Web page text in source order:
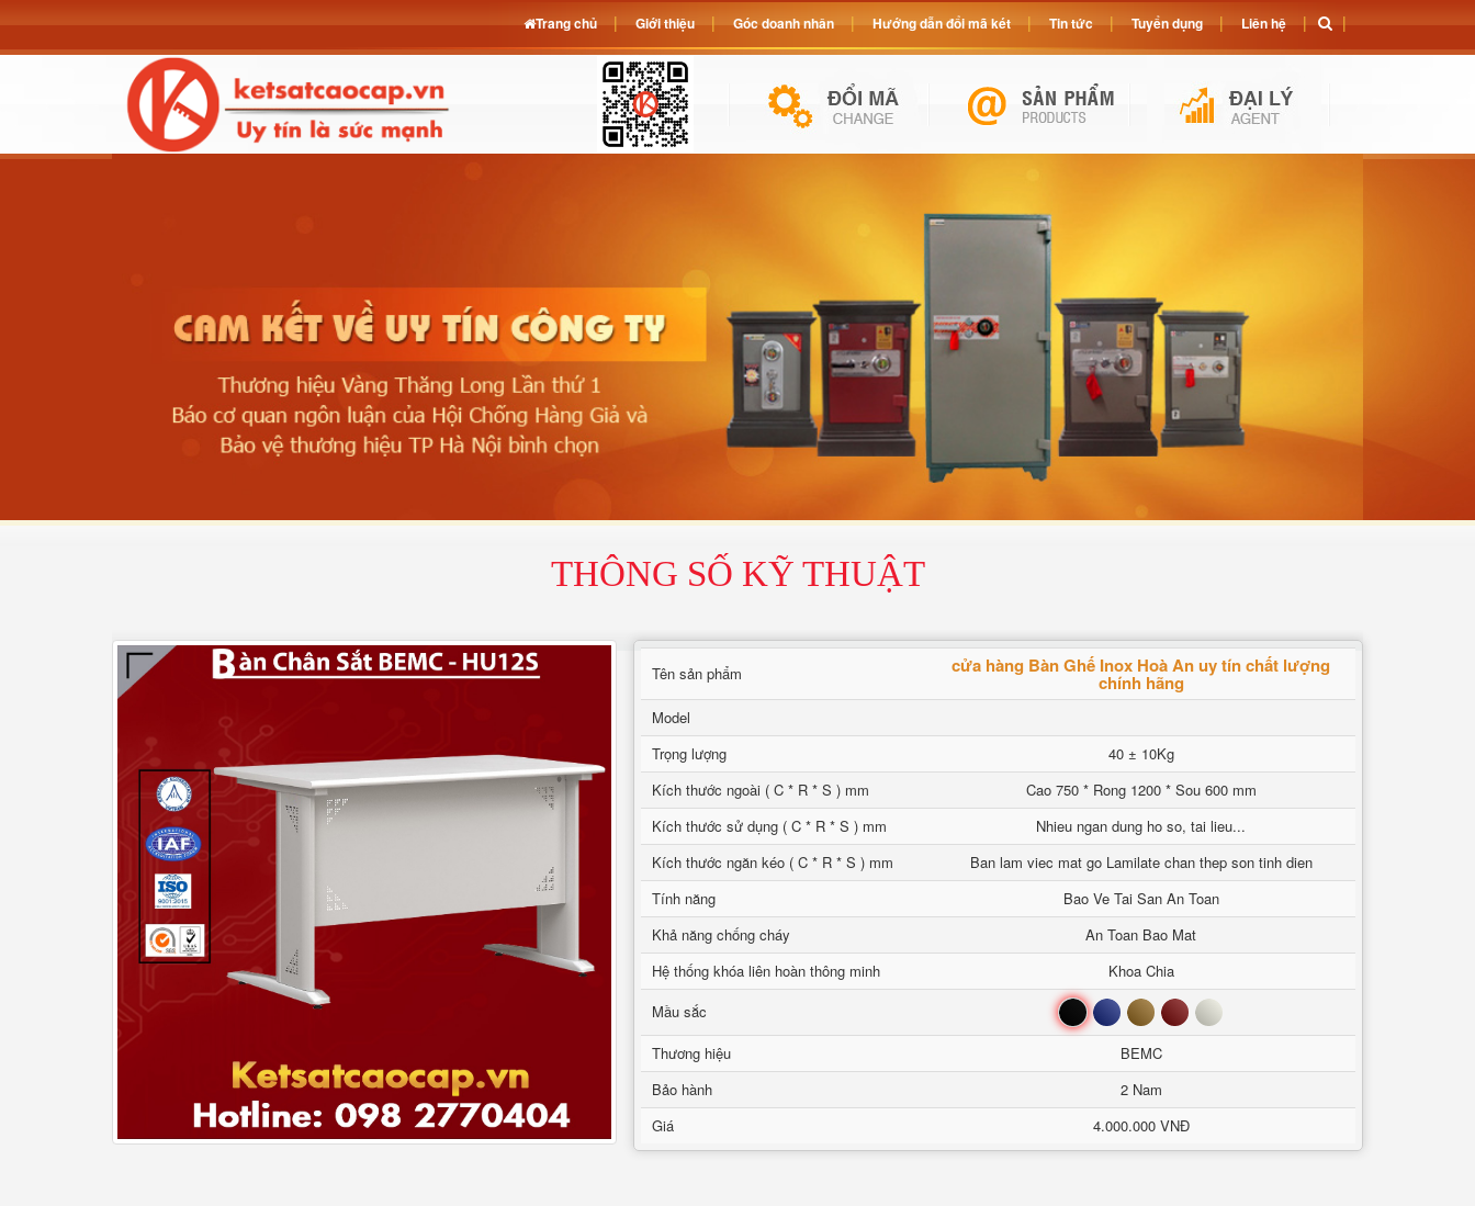
THÔNG SỐ KỸ THUẬT
Tên sản phẩm cửa hàng Bàn Ghế Inox Hoà An uy tín chất lượng
chính hãng
Model
Trọng lượng
40 ± 10Kg
Kích thước ngoài ( C * R * S ) mm
Cao 750 * Rong 1200 * Sou 600 mm
Kích thước sử dụng ( C * R * S ) mm
Nhieu ngan dung ho so, tai lieu...
Kích thước ngăn kéo ( C * R * S ) mm
Ban lam viec mat go Lamilate chan thep son tinh dien
Tính năng
Bao Ve Tai San An Toan
Khả năng chống cháy
An Toan Bao Mat
Hệ thống khóa liên hoàn thông minh
Khoa Chia
Mầu sắc
Đen Xanh Nâu Đỏ Trắng
Thương hiệu
BEMC
Bảo hành
2 Nam
Giá
4.000.000 VNĐ
Trang chủ Giới thiệu Góc doanh nhân Hướng dẫn đổi mã két Tin tức Tuyển dụng Liên hệ